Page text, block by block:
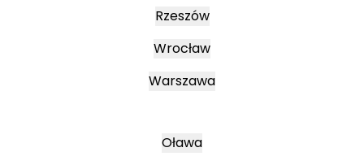
Rzeszów
Wrocław
Warszawa
Oława